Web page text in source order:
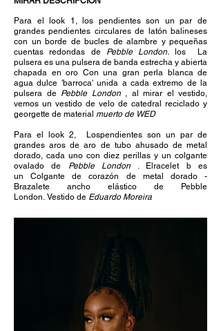
Para el look 1, los pendientes son un par de
grandes pendientes circulares de latón balineses
con un borde de bucles de alambre y pequeñas
cuentas redondas de Pebble London. los
La
pulsera es una pulsera de banda estrecha y abierta
chapada en oro Con una gran perla blanca de
agua dulce 'barroca' unida a cada extremo de la
pulsera de Pebble London, al mirar el vestido,
vemos un vestido de velo de catedral reciclado y
georgette de material muerto de WED
Para el look 2, Lospendientes son un par de
grandes aros de aro de tubo ahusado de metal
dorado, cada uno con diez perillas y un colgante
ovalado de
Pebble London. El racelet b es
un
Colgante de corazón de metal dorado -
Brazalete ancho elástico de Pebble
London. Vestido de Eduardo Moreira